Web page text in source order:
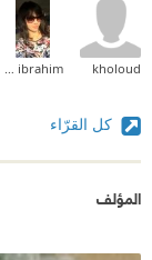
kholoud
كل القرّاء
المؤلف